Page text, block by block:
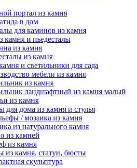
портал из камня
в дом
для каминов из камня
камня и пьедесталы
из камня
из камня
и светильники для сада
мебели из камня
из камня
ландшафтный из камня малый
из камня
для дома из камня и стулья
/ мозаика из камня
из натурального камня
из камней
из камня
из камня, статуи, бюсты
скульптура